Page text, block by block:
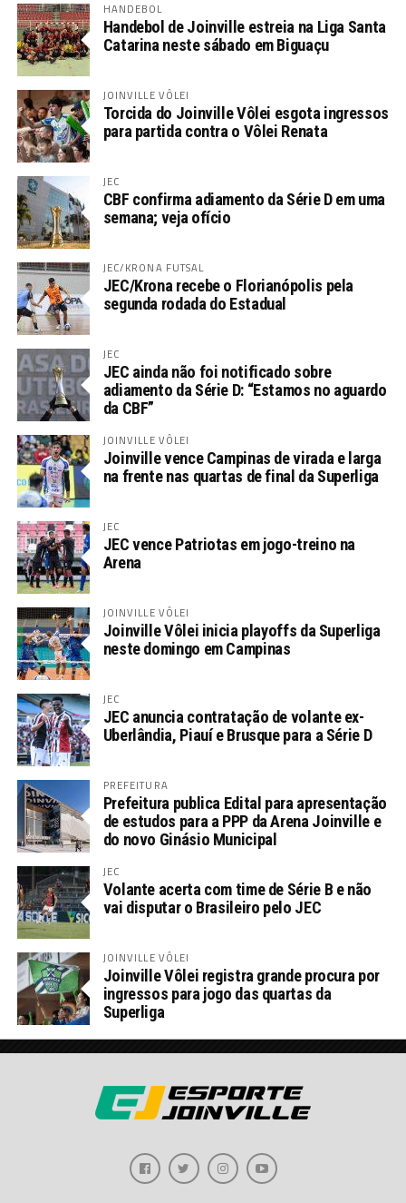
HANDEBOL
Handebol de Joinville estreia na Liga Santa
Catarina neste sábado em Biguaçu
JOINVILLE VÔLEI
Torcida do Joinville Vôlei esgota ingressos
para partida contra o Vôlei Renata
JEC
CBF confirma adiamento da Série D em uma
semana; veja ofício
JEC/KRONA FUTSAL
JEC/Krona recebe o Florianópolis pela
segunda rodada do Estadual
JEC
JEC ainda não foi notificado sobre
adiamento da Série D: “Estamos no aguardo
da CBF”
JOINVILLE VÔLEI
Joinville vence Campinas de virada e larga
na frente nas quartas de final da Superliga
JEC
JEC vence Patriotas em jogo-treino na
Arena
JOINVILLE VÔLEI
Joinville Vôlei inicia playoffs da Superliga
neste domingo em Campinas
JEC
JEC anuncia contratação de volante ex-
Uberlândia, Piauí e Brusque para a Série D
PREFEITURA
Prefeitura publica Edital para apresentação
de estudos para a PPP da Arena Joinville e
do novo Ginásio Municipal
JEC
Volante acerta com time de Série B e não
vai disputar o Brasileiro pelo JEC
JOINVILLE VÔLEI
Joinville Vôlei registra grande procura por
ingressos para jogo das quartas da
Superliga